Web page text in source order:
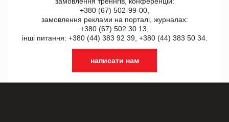
+380 (67) 502-99-00,
замовлення реклами на порталі, журналах:
+380 (67) 502 30 13,
інші питання: +380 (44) 383 92 39, +380 (44) 383 50 34.
написати нам